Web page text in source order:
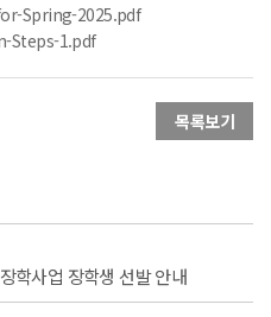
Spring-2025.pdf
Steps-1.pdf
목록보기
학사업 장학생 선발 안내